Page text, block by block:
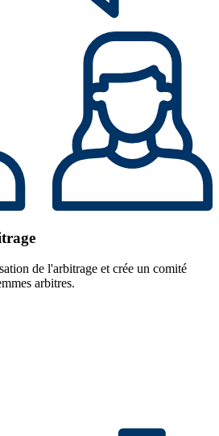
de l'arbitrage et crée un comité
arbitres.